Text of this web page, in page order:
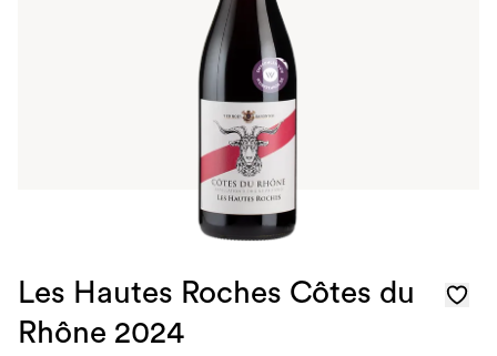
Les Hautes Roches Côtes du
Rhône 2024